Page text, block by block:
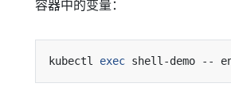
容器中的变量：
kubectl exec